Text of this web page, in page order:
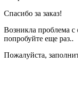
Спасибо за заказ!
Возникла проблема с
попробуйте еще раз..
Пожалуйста,